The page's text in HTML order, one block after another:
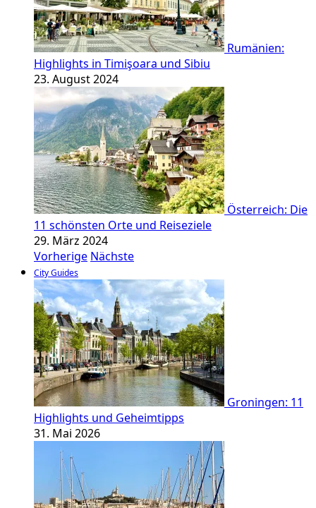
Rumänien:
Highlights in Timişoara und Sibiu
23. August 2024
Österreich: Die
11 schönsten Orte und Reiseziele
29. März 2024
Vorherige Nächste
City Guides
Groningen: 11
Highlights und Geheimtipps
31. Mai 2026